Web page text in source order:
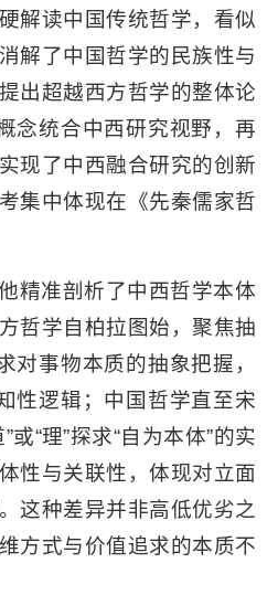
解读中国传统哲学，看似
解了中国哲学的民族性与
出超越西方哲学的整体论
念统合中西研究视野，再
现了中西融合研究的创新
集中体现在《先秦儒家哲
精准剖析了中西哲学本体
哲学自柏拉图始，聚焦抽
对事物本质的抽象把握，
性逻辑；中国哲学直至宋
或“理”探求“自为本体”的实
性与关联性，体现对立面
这种差异并非高低优劣之
方式与价值追求的本质不